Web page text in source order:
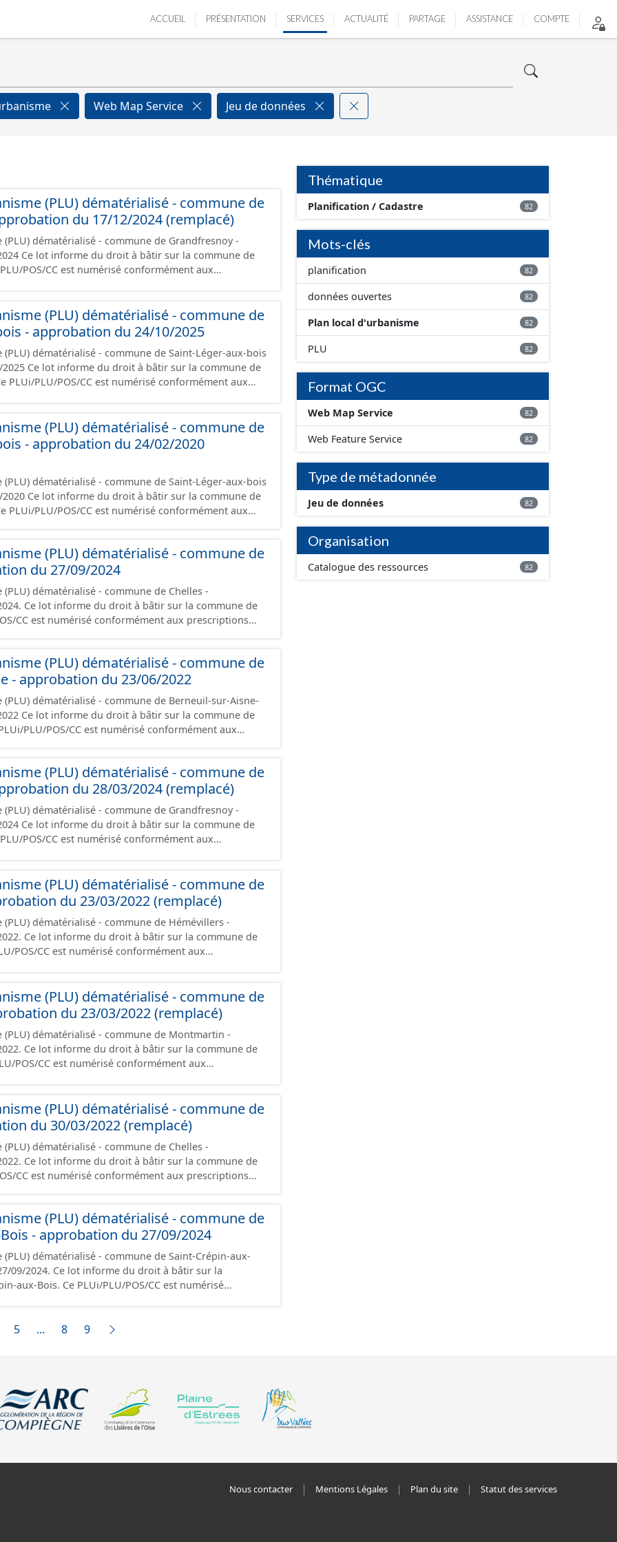
ACCUEIL PRÉSENTATION SERVICES ACTUALITÉ PARTAGE ASSISTANCE COMPTE
Web Map Service Jeu de données
(PLU) dématérialisé - commune de
du 17/12/2024 (remplacé)
dématérialisé - commune de Grandfresnoy -
de
POS/CC est numérisé conformément aux
orientations d'aménagement et les données
papier font foi et sont opposables d'un point
(PLU) dématérialisé - commune de
- approbation du 24/10/2025
dématérialisé - commune de Saint-Léger-aux-bois
de
PLUi/PLU/POS/CC est numérisé conformément aux
orientations d'aménagement et les données
papier font foi et sont opposables d'un point
(PLU) dématérialisé - commune de
- approbation du 24/02/2020
dématérialisé - commune de Saint-Léger-aux-bois
de
PLUi/PLU/POS/CC est numérisé conformément aux
orientations d'aménagement et les données
papier font foi et sont opposables d'un point
(PLU) dématérialisé - commune de
du 27/09/2024
dématérialisé - commune de Chelles -
de
CC est numérisé conformément aux prescriptions
d'aménagement et les données géographiques.
à la création de ces données, il est rappelé que seuls
foi et sont opposables d'un point de vue juridique.
(PLU) dématérialisé - commune de
- approbation du 23/06/2022
dématérialisé - commune de Berneuil-sur-Aisne-
de
PLU/POS/CC est numérisé conformément aux
orientations d'aménagement et les données
papier font foi et sont opposables d'un point
(PLU) dématérialisé - commune de
du 28/03/2024 (remplacé)
dématérialisé - commune de Grandfresnoy -
de
POS/CC est numérisé conformément aux
orientations d'aménagement et les données
papier font foi et sont opposables d'un point
(PLU) dématérialisé - commune de
du 23/03/2022 (remplacé)
dématérialisé - commune de Hémévillers -
de
POS/CC est numérisé conformément aux
orientations d'aménagement et les données
papier font foi et sont opposables d'un point
(PLU) dématérialisé - commune de
du 23/03/2022 (remplacé)
(PLU) dématérialisé - commune de Montmartin -
de
POS/CC est numérisé conformément aux
orientations d'aménagement et les données
papier font foi et sont opposables d'un point
(PLU) dématérialisé - commune de
du 30/03/2022 (remplacé)
dématérialisé - commune de Chelles -
de
CC est numérisé conformément aux prescriptions
d'aménagement et les données géographiques.
à la création de ces données, il est rappelé que seuls
foi et sont opposables d'un point de vue juridique.
(PLU) dématérialisé - commune de
- approbation du 27/09/2024
dématérialisé - commune de Saint-Crépin-aux-
du droit à bâtir sur la
aux-Bois. Ce PLUi/PLU/POS/CC est numérisé
de présentation, le PADD, le règlement (à l'exception
les annexes, les orientations d'aménagement et les
5 ... 8 9
Thématique
Planification / Cadastre 82
Mots-clés
planification 82
données ouvertes 82
Plan local d'urbanisme 82
PLU 82
Format OGC
Web Map Service 82
Web Feature Service 82
Type de métadonnée
Jeu de données 82
Organisation
Catalogue des ressources 82
Nous contacter Mentions Légales Plan du site Statut des services